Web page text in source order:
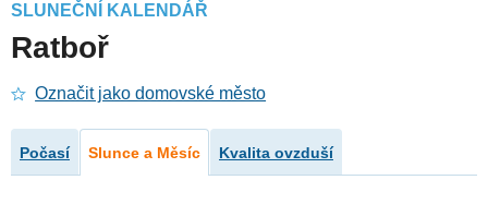
SLUNEČNÍ KALENDÁŘ
Ratboř
Označit jako domovské město
Počasí Slunce a Měsíc Kvalita ovzduší